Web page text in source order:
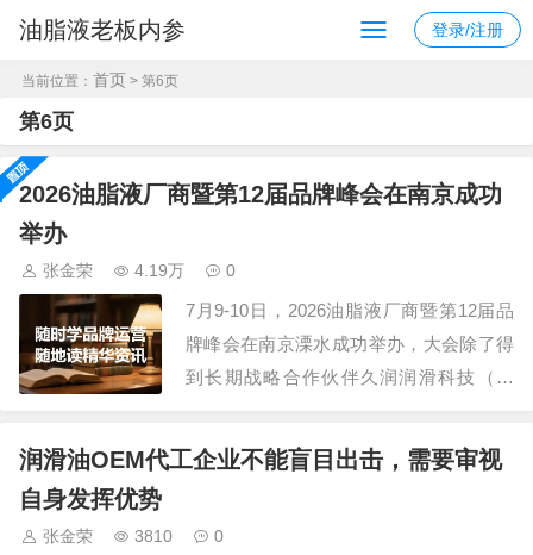
油脂液老板内参 登录/注册
当前位置： 首页 > 第6页
第6页
2026油脂液厂商暨第12届品牌峰会在南京成功
举办
张金荣 4.19万 0
7月9-10日，2026油脂液厂商暨第12届品
牌峰会在南京溧水成功举办，大会除了得
到长期战略合作伙伴久润润滑科技（上
司的鼎力支持外，还获得了30多家规模企
业的认可，参会嘉宾300+，组委会还安排
的可兰素工厂，特种润滑脂企业，占…
润滑油OEM代工企业不能盲目出击，需要审视
自身发挥优势
张金荣 3810 0